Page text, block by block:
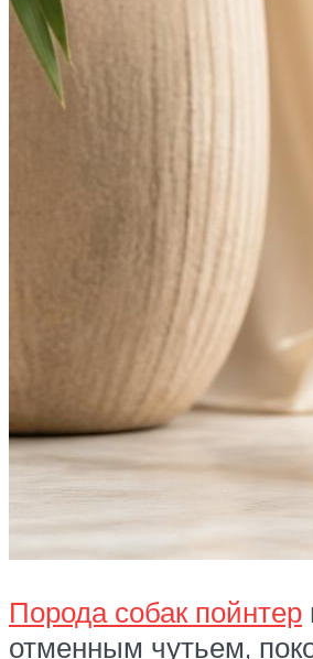
Порода собак пойнтер
отменным чутьем,